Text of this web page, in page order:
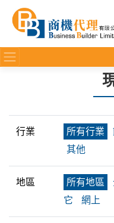
行業 所有行業
其他
地區 所有地區
它
網上